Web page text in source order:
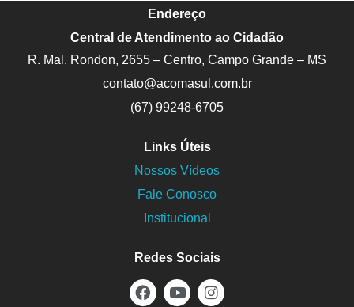
Endereço
Central de Atendimento ao Cidadão
R. Mal. Rondon, 2655 – Centro, Campo Grande – MS
contato@acomasul.com.br
(67) 99248-6705
Links Úteis
Nossos Vídeos
Fale Conosco
Institucional
Redes Sociais